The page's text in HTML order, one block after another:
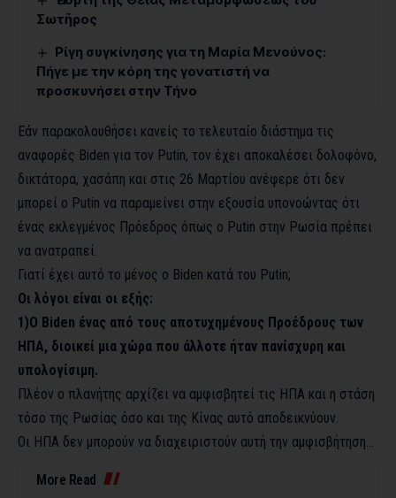
Σωτῆρος
Ρίγη συγκίνησης για τη Μαρία Μενούνος:
Πήγε με την κόρη της γονατιστή να
προσκυνήσει στην Τήνο
Εάν παρακολουθήσει κανείς το τελευταίο διάστημα τις
αναφορές Biden για τον Putin, τον έχει αποκαλέσει δολοφόνο,
δικτάτορα, χασάπη και στις 26 Μαρτίου ανέφερε ότι δεν
μπορεί ο Putin να παραμείνει στην εξουσία υπονοώντας ότι
ένας εκλεγμένος Πρόεδρος όπως ο Putin στην Ρωσία πρέπει
να ανατραπεί.
Γιατί έχει αυτό το μένος ο Biden κατά του Putin;
Οι λόγοι είναι οι εξής:
1)Ο Biden ένας από τους αποτυχημένους Προέδρους των
ΗΠΑ, διοικεί μια χώρα που άλλοτε ήταν πανίσχυρη και
υπολογίσιμη.
Πλέον ο πλανήτης αρχίζει να αμφισβητεί τις ΗΠΑ και η στάση
τόσο της Ρωσίας όσο και της Κίνας αυτό αποδεικνύουν.
Οι ΗΠΑ δεν μπορούν να διαχειριστούν αυτή την αμφισβήτηση…
More Read